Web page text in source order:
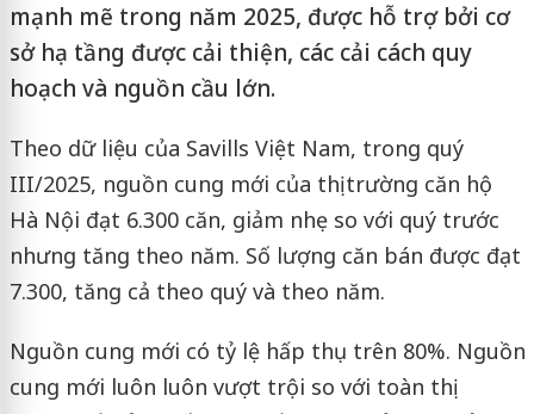
mạnh mẽ trong năm 2025, được hỗ trợ bởi cơ
sở hạ tầng được cải thiện, các cải cách quy
hoạch và nguồn cầu lớn.
Theo dữ liệu của Savills Việt Nam, trong quý
III/2025, nguồn cung mới của thị trường căn hộ
Hà Nội đạt 6.300 căn, giảm nhẹ so với quý trước
nhưng tăng theo năm. Số lượng căn bán được đạt
7.300, tăng cả theo quý và theo năm.
Nguồn cung mới có tỷ lệ hấp thụ trên 80%. Nguồn
cung mới luôn luôn vượt trội so với toàn thị